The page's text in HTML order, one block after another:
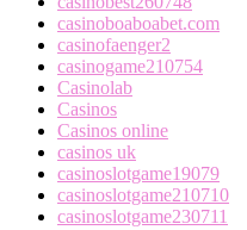
casinoboaboabet.com
casinofaenger2
casinogame210754
Casinolab
Casinos
Casinos online
casinos uk
casinoslotgame19079
casinoslotgame210710
casinoslotgame230711